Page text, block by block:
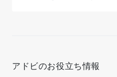
アドビのお役立ち情報